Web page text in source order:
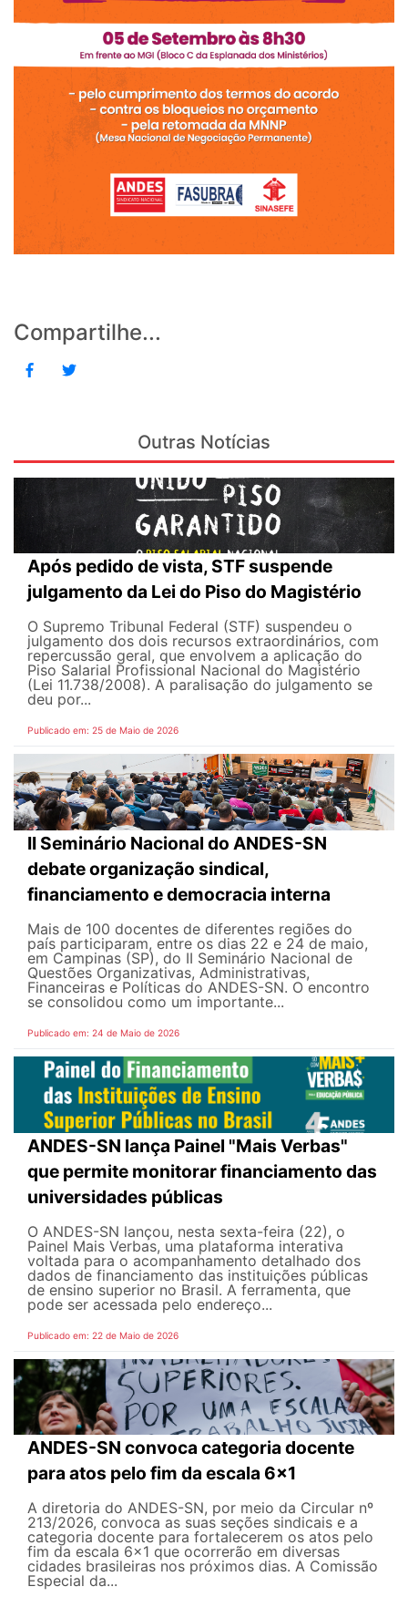
Compartilhe...
Outras Notícias
Após pedido de vista, STF suspende
julgamento da Lei do Piso do Magistério
O Supremo Tribunal Federal (STF) suspendeu o
julgamento dos dois recursos extraordinários, com
repercussão geral, que envolvem a aplicação do
Piso Salarial Profissional Nacional do Magistério
(Lei 11.738/2008). A paralisação do julgamento se
deu por...
Publicado em: 25 de Maio de 2026
II Seminário Nacional do ANDES-SN
debate organização sindical,
financiamento e democracia interna
Mais de 100 docentes de diferentes regiões do
país participaram, entre os dias 22 e 24 de maio,
em Campinas (SP), do II Seminário Nacional de
Questões Organizativas, Administrativas,
Financeiras e Políticas do ANDES-SN. O encontro
se consolidou como um importante...
Publicado em: 24 de Maio de 2026
ANDES-SN lança Painel "Mais Verbas"
que permite monitorar financiamento das
universidades públicas
O ANDES-SN lançou, nesta sexta-feira (22), o
Painel Mais Verbas, uma plataforma interativa
voltada para o acompanhamento detalhado dos
dados de financiamento das instituições públicas
de ensino superior no Brasil. A ferramenta, que
pode ser acessada pelo endereço...
Publicado em: 22 de Maio de 2026
ANDES-SN convoca categoria docente
para atos pelo fim da escala 6x1
A diretoria do ANDES-SN, por meio da Circular nº
213/2026, convoca as suas seções sindicais e a
categoria docente para fortalecerem os atos pelo
fim da escala 6x1 que ocorrerão em diversas
cidades brasileiras nos próximos dias. A Comissão
Especial da...